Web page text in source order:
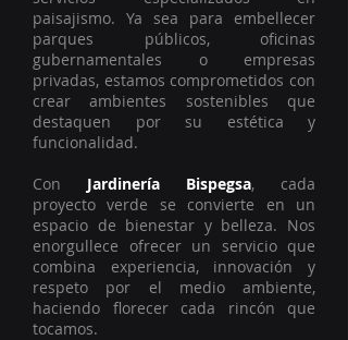
paisajismo. Ya sea para embellecer
parques públicos, oficinas
gubernamentales o empresas
privadas, estamos comprometidos con
crear ambientes sostenibles que
destaquen por su estética y
funcionalidad.
Con Jardinería Bispegsa, cada
proyecto verde se convierte en un
espacio de bienestar y belleza. Nos
enorgullece ofrecer un servicio que
combina experiencia, innovación y
respeto por el medio ambiente,
haciendo florecer cada rincón que
tocamos.